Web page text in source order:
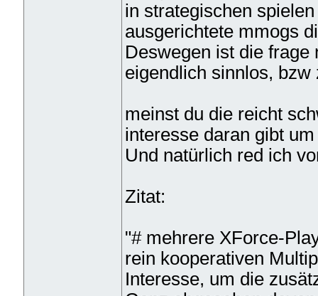
in strategischen
ausgerichtete mmogs
Deswegen ist die
eigendlich sinnlos, bzw
meinst du die reicht
interesse daran gibt
Und natürlich red ich
Zitat:
"# mehrere XForce-
rein kooperativen
Interesse, um die